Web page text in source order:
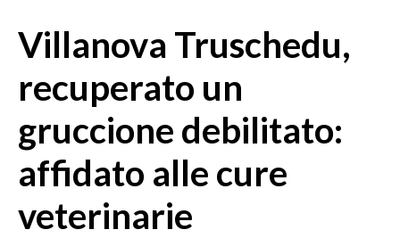
ORISTANO E PROVINCIA
GALLURA
NUORO E PROVINCIA
OGLIASTRA
AGENDA
CRONACA
Villanova Truschedu,
recuperato un
gruccione debilitato:
affidato alle cure
veterinarie